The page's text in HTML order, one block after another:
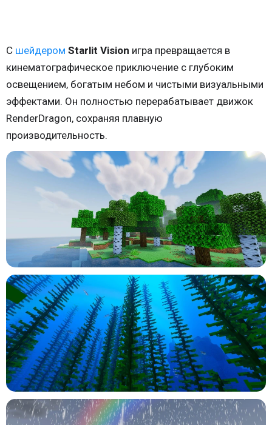
С шейдером Starlit Vision игра превращается в
кинематографическое приключение с глубоким
освещением, богатым небом и чистыми визуальными
эффектами. Он полностью перерабатывает движок
RenderDragon, сохраняя плавную
производительность.